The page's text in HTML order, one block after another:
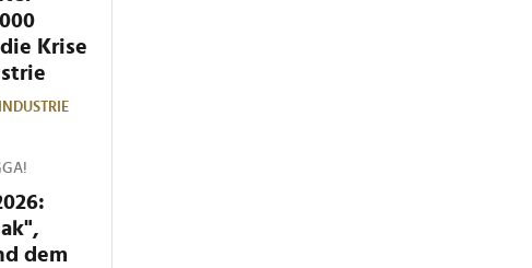
Krise
INDUSTRIE
dem